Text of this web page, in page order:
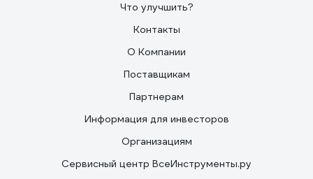
Что улучшить?
Контакты
О Компании
Поставщикам
Партнерам
Информация для инвесторов
Организациям
Сервисный центр ВсеИнструменты.ру